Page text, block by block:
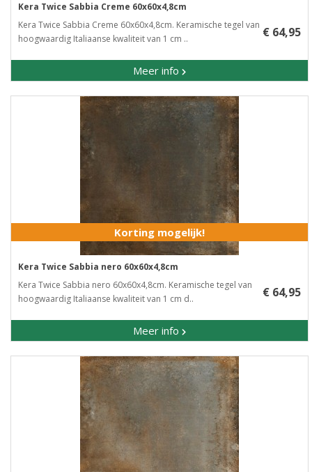
Kera Twice Sabbia Creme 60x60x4,8cm
Kera Twice Sabbia Creme 60x60x4,8cm. Keramische tegel van
hoogwaardig Italiaanse kwaliteit van 1 cm ..
Meer info
€ 64,95
Korting mogelijk!
Kera Twice Sabbia nero 60x60x4,8cm
Kera Twice Sabbia nero 60x60x4,8cm. Keramische tegel van
hoogwaardig Italiaanse kwaliteit van 1 cm d..
Meer info
€ 64,95